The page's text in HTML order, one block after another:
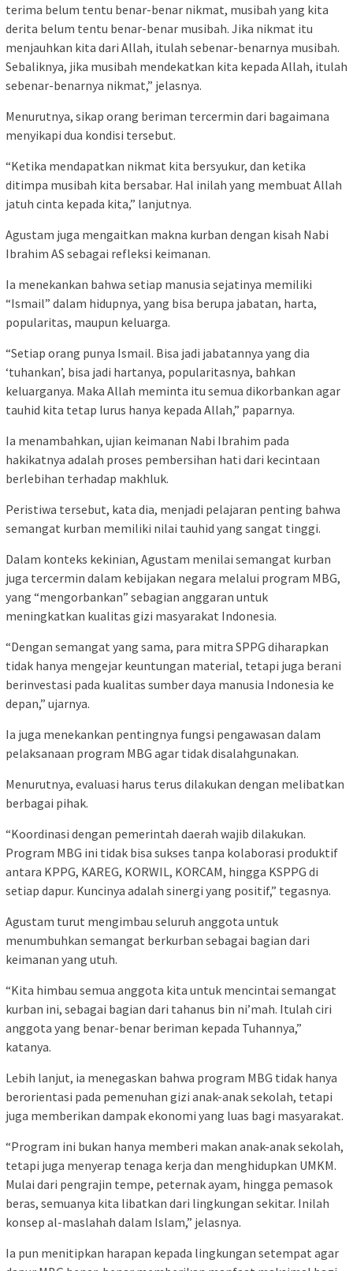
terima belum tentu benar-benar nikmat, musibah yang kita
derita belum tentu benar-benar musibah. Jika nikmat itu
menjauhkan kita dari Allah, itulah sebenar-benarnya musibah.
Sebaliknya, jika musibah mendekatkan kita kepada Allah, itulah
sebenar-benarnya nikmat,” jelasnya.
Menurutnya, sikap orang beriman tercermin dari bagaimana
menyikapi dua kondisi tersebut.
“Ketika mendapatkan nikmat kita bersyukur, dan ketika
ditimpa musibah kita bersabar. Hal inilah yang membuat Allah
jatuh cinta kepada kita,” lanjutnya.
Agustam juga mengaitkan makna kurban dengan kisah Nabi
Ibrahim AS sebagai refleksi keimanan.
Ia menekankan bahwa setiap manusia sejatinya memiliki
“Ismail” dalam hidupnya, yang bisa berupa jabatan, harta,
popularitas, maupun keluarga.
“Setiap orang punya Ismail. Bisa jadi jabatannya yang dia
‘tuhankan’, bisa jadi hartanya, popularitasnya, bahkan
keluarganya. Maka Allah meminta itu semua dikorbankan agar
tauhid kita tetap lurus hanya kepada Allah,” paparnya.
Ia menambahkan, ujian keimanan Nabi Ibrahim pada
hakikatnya adalah proses pembersihan hati dari kecintaan
berlebihan terhadap makhluk.
Peristiwa tersebut, kata dia, menjadi pelajaran penting bahwa
semangat kurban memiliki nilai tauhid yang sangat tinggi.
Dalam konteks kekinian, Agustam menilai semangat kurban
juga tercermin dalam kebijakan negara melalui program MBG,
yang “mengorbankan” sebagian anggaran untuk
meningkatkan kualitas gizi masyarakat Indonesia.
“Dengan semangat yang sama, para mitra SPPG diharapkan
tidak hanya mengejar keuntungan material, tetapi juga berani
berinvestasi pada kualitas sumber daya manusia Indonesia ke
depan,” ujarnya.
Ia juga menekankan pentingnya fungsi pengawasan dalam
pelaksanaan program MBG agar tidak disalahgunakan.
Menurutnya, evaluasi harus terus dilakukan dengan melibatkan
berbagai pihak.
“Koordinasi dengan pemerintah daerah wajib dilakukan.
Program MBG ini tidak bisa sukses tanpa kolaborasi produktif
antara KPPG, KAREG, KORWIL, KORCAM, hingga KSPPG di
setiap dapur. Kuncinya adalah sinergi yang positif,” tegasnya.
Agustam turut mengimbau seluruh anggota untuk
menumbuhkan semangat berkurban sebagai bagian dari
keimanan yang utuh.
“Kita himbau semua anggota kita untuk mencintai semangat
kurban ini, sebagai bagian dari tahanus bin ni’mah. Itulah ciri
anggota yang benar-benar beriman kepada Tuhannya,”
katanya.
Lebih lanjut, ia menegaskan bahwa program MBG tidak hanya
berorientasi pada pemenuhan gizi anak-anak sekolah, tetapi
juga memberikan dampak ekonomi yang luas bagi masyarakat.
“Program ini bukan hanya memberi makan anak-anak sekolah,
tetapi juga menyerap tenaga kerja dan menghidupkan UMKM.
Mulai dari pengrajin tempe, peternak ayam, hingga pemasok
beras, semuanya kita libatkan dari lingkungan sekitar. Inilah
konsep al-maslahah dalam Islam,” jelasnya.
Ia pun menitipkan harapan kepada lingkungan setempat agar